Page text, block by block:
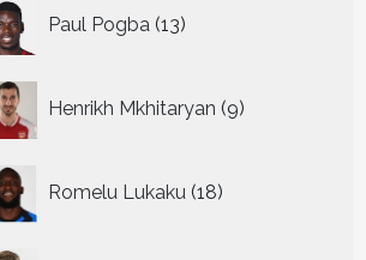
Paul Pogba 13
producten
Henrikh Mkhitaryan 9
producten
Romelu Lukaku 18
producten